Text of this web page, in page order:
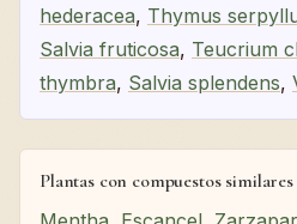
hederacea, Thymus
Salvia fruticosa, Teucrium
thymbra, Salvia splendens,
Plantas con compuestos similares